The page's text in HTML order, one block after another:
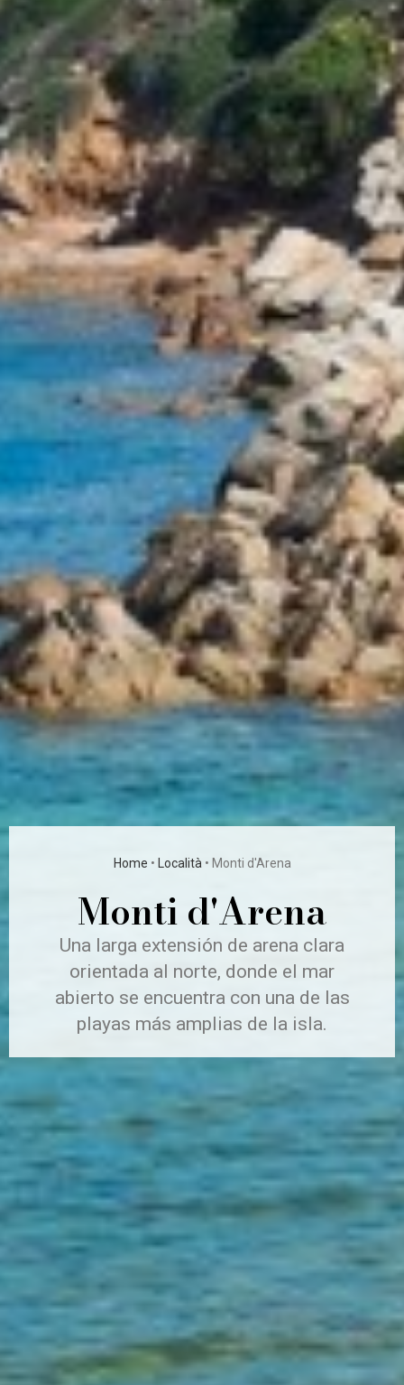
Home • Località• Monti d'Arena
Monti d'Arena
Una larga extensión de arena clara
orientada al norte, donde el mar
abierto se encuentra con una de las
playas más amplias de la isla.